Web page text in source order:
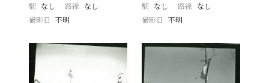
駅 なし 路線 なし
撮影日
不明
駅 なし 路線 なし
撮影日 不明